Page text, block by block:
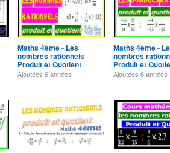
Maths 4ème - Les
nombres rationnels
Produit et Quotient
Exercice 7
Ajoutées 6 années
Maths 4ème -
nombres
Produit et
Exercice 6
Ajoutées6 années